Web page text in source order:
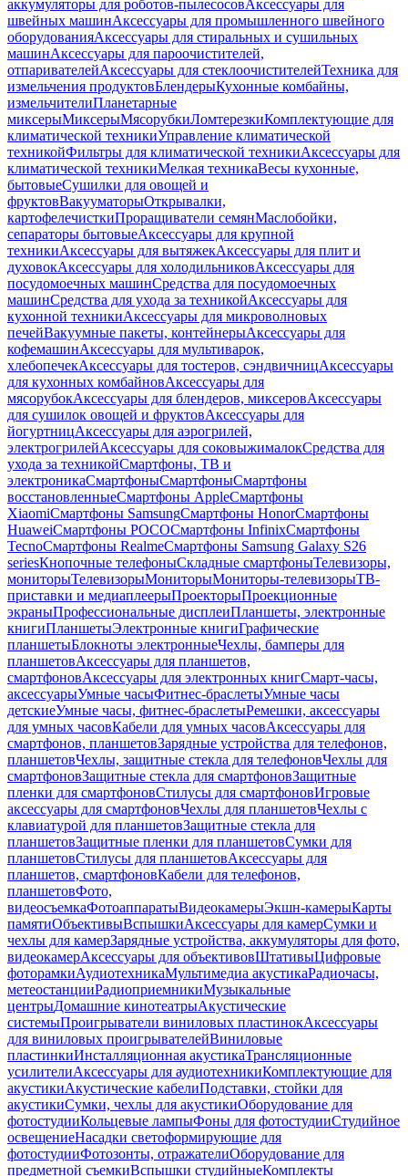
аккумуляторы для роботов-пылесосовАксессуары для
швейных машинАксессуары для промышленного швейного
оборудованияАксессуары для стиральных и сушильных
машинАксессуары для пароочистителей,
отпаривателейАксессуары для стеклоочистителейТехника для
измельчения продуктовБлендерыКухонные комбайны,
измельчителиПланетарные
миксерыМиксерыМясорубкиЛомтерезкиКомплектующие для
климатической техникиУправление климатической
техникойФильтры для климатической техникиАксессуары для
климатической техникиМелкая техникаВесы кухонные,
бытовыеСушилки для овощей и
фруктовВакууматорыОткрывалки,
картофелечисткиПроращиватели семянМаслобойки,
сепараторы бытовыеАксессуары для крупной
техникиАксессуары для вытяжекАксессуары для плит и
духовокАксессуары для холодильниковАксессуары для
посудомоечных машинСредства для посудомоечных
машинСредства для ухода за техникойАксессуары для
кухонной техникиАксессуары для микроволновых
печейВакуумные пакеты, контейнерыАксессуары для
кофемашинАксессуары для мультиварок,
хлебопечекАксессуары для тостеров, сэндвичницАксессуары
для кухонных комбайновАксессуары для
мясорубокАксессуары для блендеров, миксеровАксессуары
для сушилок овощей и фруктовАксессуары для
йогуртницАксессуары для аэрогрилей,
электрогрилейАксессуары для соковыжималокСредства для
ухода за техникойСмартфоны, ТВ и
электроникаСмартфоныСмартфоныСмартфоны
восстановленныеСмартфоны AppleСмартфоны
XiaomiСмартфоны SamsungСмартфоны HonorСмартфоны
HuaweiСмартфоны POCOСмартфоны InfinixСмартфоны
TecnoСмартфоны RealmeСмартфоны Samsung Galaxy S26
seriesКнопочные телефоныСкладные смартфоныТелевизоры,
мониторыТелевизорыМониторыМониторы-телевизорыТВ-
приставки и медиаплеерыПроекторыПроекционные
экраныПрофессиональные дисплеиПланшеты, электронные
книгиПланшетыЭлектронные книгиГрафические
планшетыБлокноты электронныеЧехлы, бамперы для
планшетовАксессуары для планшетов,
смартфоновАксессуары для электронных книгСмарт-часы,
аксессуарыУмные часыФитнес-браслетыУмные часы
детскиеУмные часы, фитнес-браслетыРемешки, аксессуары
для умных часовКабели для умных часовАксессуары для
смартфонов, планшетовЗарядные устройства для телефонов,
планшетовЧехлы, защитные стекла для телефоновЧехлы для
смартфоновЗащитные стекла для смартфоновЗащитные
пленки для смартфоновСтилусы для смартфоновИгровые
аксессуары для смартфоновЧехлы для планшетовЧехлы с
клавиатурой для планшетовЗащитные стекла для
планшетовЗащитные пленки для планшетовСумки для
планшетовСтилусы для планшетовАксессуары для
планшетов, смартфоновКабели для телефонов,
планшетовФото,
видеосъемкаФотоаппаратыВидеокамерыЭкшн-камерыКарты
памятиОбъективыВспышкиАксессуары для камерСумки и
чехлы для камерЗарядные устройства, аккумуляторы для фото,
видеокамерАксессуары для объективовШтативыЦифровые
фоторамкиАудиотехникаМультимедиа акустикаРадиочасы,
метеостанцииРадиоприемникиМузыкальные
центрыДомашние кинотеатрыАкустические
системыПроигрыватели виниловых пластинокАксессуары
для виниловых проигрывателейВиниловые
пластинкиИнсталляционная акустикаТрансляционные
усилителиАксессуары для аудиотехникиКомплектующие для
акустикиАкустические кабелиПодставки, стойки для
акустикиСумки, чехлы для акустикиОборудование для
фотостудииКольцевые лампыФоны для фотостудииСтудийное
освещениеНасадки светоформирующие для
фотостудииФотозонты, отражателиОборудование для
предметной съемкиВспышки студийныеКомплекты